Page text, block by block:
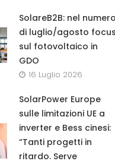
SolareB2B: nel numero
di luglio/agosto focus
sul fotovoltaico in
GDO
16 Luglio 2026
SolarPower Europe
sulle limitazioni UE a
inverter e Bess cinesi:
“Tanti progetti in
ritardo. Serve